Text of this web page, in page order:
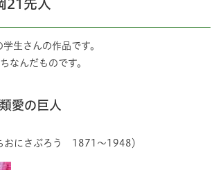
21先人
生さんの作品です。
なんだものです。
愛の巨人
おにさぶろう 1871～1948）